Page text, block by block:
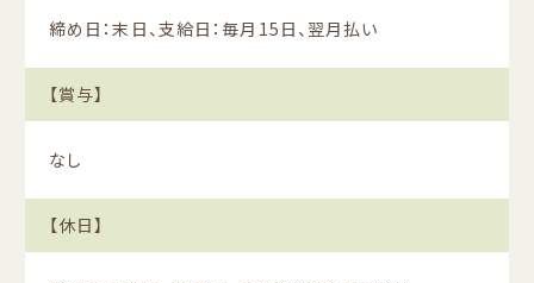
締め日：末日、支給日：毎月15日、翌月払い
【賞与】
なし
【休日】